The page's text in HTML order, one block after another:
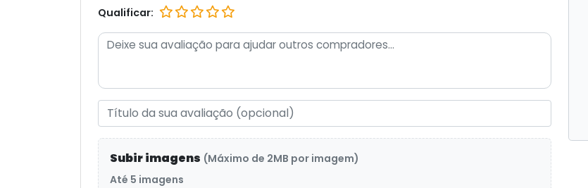
Qualificar:
Subir imagens (Máximo de 2MB por imagem)
Até 5 imagens